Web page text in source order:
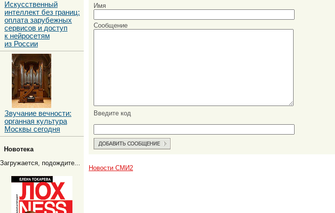
Имя
Сообщение
Введите код
Новости СМИ2
Искусственный
интеллект без границ:
оплата зарубежных
сервисов и доступ
к нейросетям
из России
Звучание вечности:
органная культура
Москвы сегодня
Новотека
Загружается, подождите...